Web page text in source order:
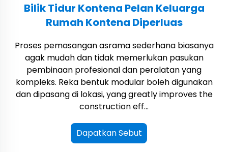
Bilik Tidur Kontena Pelan Keluarga
Rumah Kontena Diperluas
Proses pemasangan asrama sederhana biasanya
agak mudah dan tidak memerlukan pasukan
pembinaan profesional dan peralatan yang
kompleks. Reka bentuk modular boleh digunakan
dan dipasang di lokasi, yang greatly improves the
construction eff...
Dapatkan Sebut